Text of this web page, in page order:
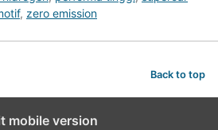
, zero emission
Back to top
mobile version